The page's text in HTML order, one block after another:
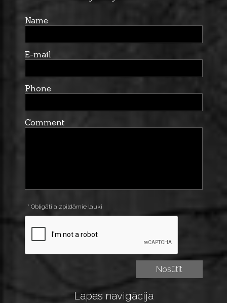
Name
E-mail
Phone
Comment
* Obligāti aizpildāmie lauki
Lapas navigācija